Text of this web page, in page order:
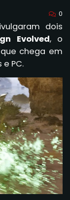
0
dois
Evolved, o
chega em
PC.